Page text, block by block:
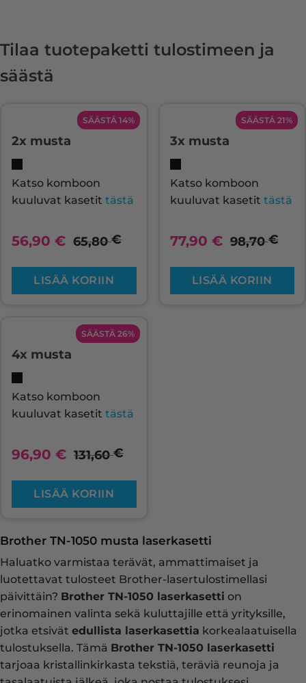
Tilaa tuotepaketti tulostimeen ja
säästä
SÄÄSTÄ 14%
2x musta
Katso komboon
kuuluvat kasetit tästä
56,90 € 65,80€
LISÄÄ KORIIN
SÄÄSTÄ 21%
3x musta
Katso komboon
kuuluvat kasetit tästä
77,90 € 98,70€
LISÄÄ KORIIN
SÄÄSTÄ 26%
4x musta
Katso komboon
kuuluvat kasetit tästä
96,90 € 131,60€
LISÄÄ KORIIN
Brother TN-1050 musta laserkasetti
Haluatko varmistaa terävät, ammattimaiset ja
luotettavat tulosteet Brother-lasertulostimellasi
päivittäin? Brother TN-1050 laserkasetti on
erinomainen valinta sekä kuluttajille että yrityksille,
jotka etsivät edullista laserkasettia korkealaatuisella
tulostuksella. Tämä Brother TN-1050 laserkasetti
tarjoaa kristallinkirkasta tekstiä, teräviä reunoja ja